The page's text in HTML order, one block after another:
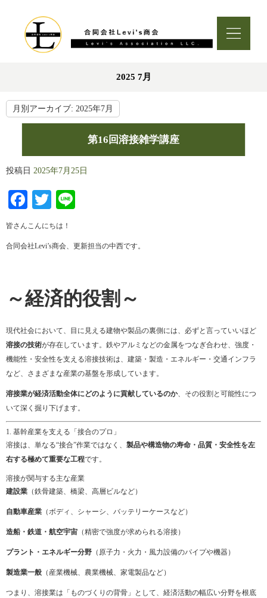
2025 7月
月別アーカイブ: 2025年7月
第16回溶接雑学講座
投稿日 2025年7月25日
Facebook
Twitter
皆さんこんにちは！
合同会社Levi’s商会、更新担当の中西です。
～経済的役割～
現代社会において、目に見える建物や製品の裏側には、必ずと言っていいほど
溶接の技術が存在しています。鉄やアルミなどの金属をつなぎ合わせ、強度・
機能性・安全性を支える溶接技術は、建築・製造・エネルギー・交通インフラ
など、さまざまな産業の基盤を形成しています。
溶接業が経済活動全体にどのように貢献しているのか、その役割と可能性につ
いて深く掘り下げます。
1. 基幹産業を支える「接合のプロ」
溶接は、単なる“接合”作業ではなく、 製品や構造物の寿命・品質・安全性を左
右する極めて重要な工程です。
溶接が関与する主な産業
建設業 （鉄骨建築、橋梁、高層ビルなど）
自動車産業 （ボディ、シャーシ、バッテリーケースなど）
造船・鉄道・航空宇宙 （精密で強度が求められる溶接）
プラント・エネルギー分野 （原子力・火力・風力設備のパイプや機器）
製造業一般 （産業機械、農業機械、家電製品など）
つまり、溶接業は「ものづくりの背骨」として、経済活動の幅広い分野を根底